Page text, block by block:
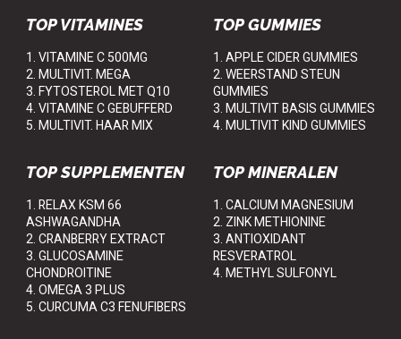
TOP VITAMINES
1. VITAMINE C 500MG
2. MULTIVIT. MEGA
3. FYTOSTEROL MET Q10
4. VITAMINE C GEBUFFERD
5. MULTIVIT. HAAR MIX
TOP GUMMIES
1. APPLE CIDER GUMMIES
2. WEERSTAND STEUN
GUMMIES
3. MULTIVIT BASIS GUMMIES
4. MULTIVIT KIND GUMMIES
TOP SUPPLEMENTEN
1. RELAX KSM 66
ASHWAGANDHA
2. CRANBERRY EXTRACT
3. GLUCOSAMINE
CHONDROITINE
4. OMEGA 3 PLUS
5. CURCUMA C3 FENUFIBERS
TOP MINERALEN
1. CALCIUM MAGNESIUM
2. ZINK METHIONINE
3. ANTIOXIDANT
RESVERATROL
4. METHYL SULFONYL